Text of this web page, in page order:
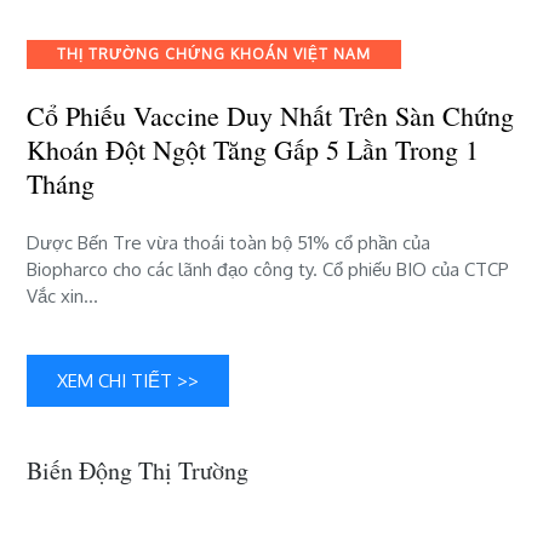
phiếu
vaccine
nhất
trên
đột
ngột
5
trong
tháng
Categories
THỊ TRƯỜNG CHỨNG KHOÁN VIỆT NAM
Cổ Phiếu Vaccine Duy Nhất Trên Sàn Chứng
Khoán Đột Ngột Tăng Gấp 5 Lần Trong 1
Tháng
Dược Bến Tre vừa thoái toàn bộ 51% cổ phần của
Biopharco cho các lãnh đạo công ty. Cổ phiếu BIO của CTCP
Vắc xin…
XEM CHI TIẾT >>
Biến Động Thị Trường